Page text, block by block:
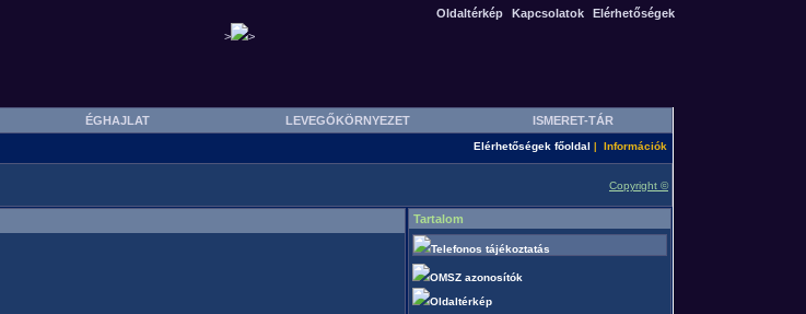
Elérhetőségek
Kapcsolatok
Oldaltérkép
>
>
ÉGHAJLAT LEVEGŐKÖRNYEZET ISMERET-TÁR
Elérhetőségek főoldal Információk
Copyright ©
Tartalom
Telefonos tájékoztatás
OMSZ azonosítók
Oldaltérkép